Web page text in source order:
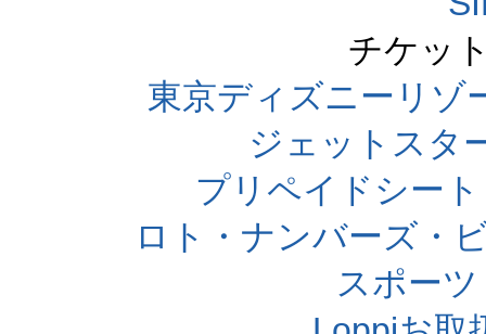
チケッ
東京ディズニーリゾ
ジェットスタ
プリペイドシー
ロト・ナンバーズ・
スポー